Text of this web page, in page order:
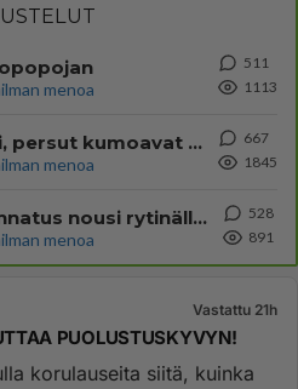
menoa
511
1113
Jos SDP ei voita reilusti, persut kumoavat demokratian Suomesta
menoa
667
1845
Perussuomalaisten kannatus nousi rytinällä Ylen tänään julkaisemassa tuoreimmassa gallup-kyselyssä.
menoa
528
891
Vastattu 21h
PUOLUSTUSKYVYN!
korulauseita siitä, kuinka